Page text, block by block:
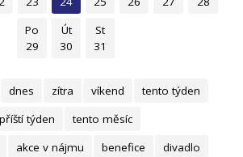
Po
29
Út
30
St
31
dnes zítra víkend
tento týden
příští týden
tento měsíc
akce v nájmu benefice
divadlo